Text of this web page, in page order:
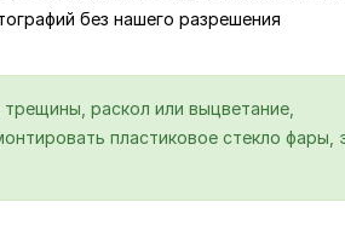
без нашего разрешения
раскол или выцветание,
пластиковое стекло фары,